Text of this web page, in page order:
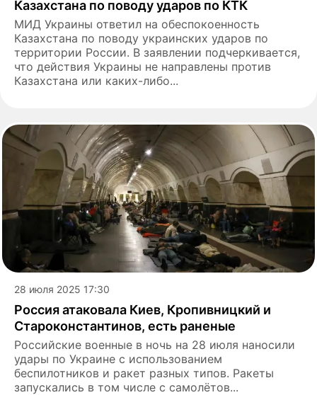
Казахстана по поводу ударов по КТК
МИД Украины ответил на обеспокоенность
Казахстана по поводу украинских ударов по
территории России. В заявлении подчеркивается,
что действия Украины не направлены против
Казахстана или каких-либо...
28 июля 2025 17:30
Россия атаковала Киев, Кропивницкий и
Староконстантинов, есть раненые
Российские военные в ночь на 28 июля наносили
удары по Украине с использованием
беспилотников и ракет разных типов. Ракеты
запускались в том числе с самолётов...